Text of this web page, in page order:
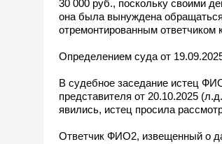
30 000 руб., поскольку своими
она была вынуждена
отремонтированным
Определением суда от
В судебное заседание истец
представителя от 20.10.2025
явились, истец просила
Ответчик ФИО2, извещенный о